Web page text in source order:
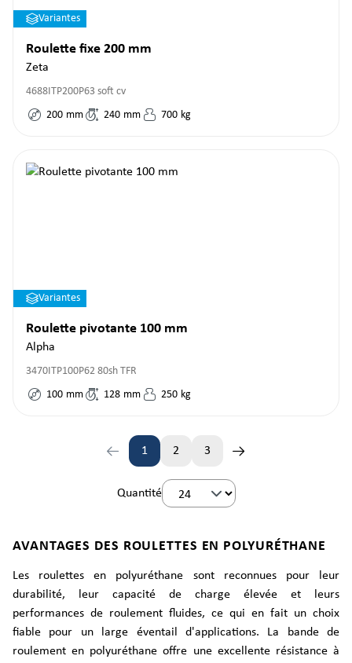
Variantes
Roulette fixe 200 mm
Zeta
4688ITP200P63 soft cv
200 mm 240 mm 700 kg
Variantes
Roulette pivotante 100 mm
Alpha
3470ITP100P62 80sh TFR
100 mm 128 mm 250 kg
Page
1 2 3
Quantité
AVANTAGES DES ROULETTES EN POLYURÉTHANE
Les roulettes en polyuréthane sont reconnues pour leur
durabilité, leur capacité de charge élevée et leurs
performances de roulement fluides, ce qui en fait un choix
fiable pour un large éventail d'applications. La bande de
roulement en polyuréthane offre une excellente résistance à